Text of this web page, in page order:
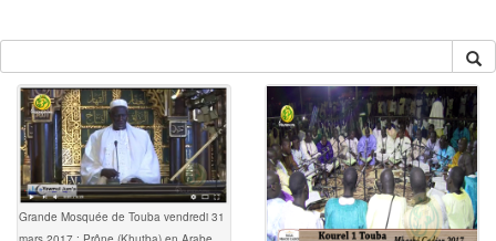
Grande Mosquée de Touba vendredi 31